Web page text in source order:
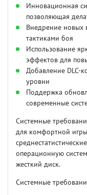
Инновационная
позволяющая
Внедрение новых
тактиками боя
Использование
эффектов для
Добавление DLC-
уровни
Поддержка
современные
Системные
для комфортной
операционную
жесткий диск.
Системные